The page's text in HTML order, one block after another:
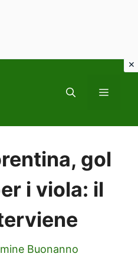
MENU
gol
i viola: il
Buonanno